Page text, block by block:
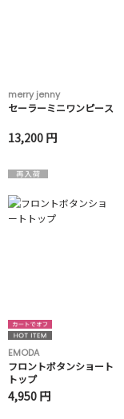
merry jenny
セーラーミニワンピース
13,200 円
EMODA
フロントボタンショート
トップ
4,950 円